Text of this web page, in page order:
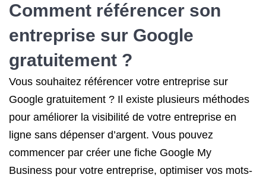
Comment référencer son
entreprise sur Google
gratuitement ?
Vous souhaitez référencer votre entreprise sur
Google gratuitement ? Il existe plusieurs méthodes
pour améliorer la visibilité de votre entreprise en
ligne sans dépenser d’argent. Vous pouvez
commencer par créer une fiche Google My
Business pour votre entreprise, optimiser vos mots-